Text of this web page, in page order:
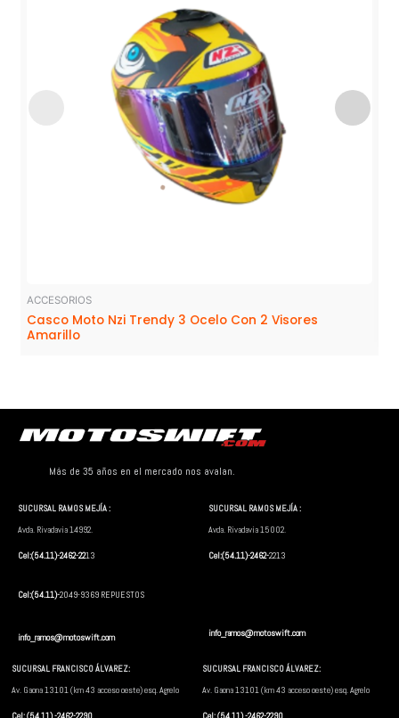
ACCESORIOS
Casco Moto Nzi Trendy 3 Ocelo Con 2 Visores
Amarillo
Más de 35 años en el mercado nos avalan.
SUCURSAL RAMOS MEJÍA :
Avda. Rivadavia 14992.
Cel:(54.11)-2462-2213
Cel:(54.11)-2049-9369 REPUESTOS
info_ramos@motoswift.com
SUCURSAL RAMOS MEJÍA :
Avda. Rivadavia 15002.
Cel:(54.11)-2462-2213
info_ramos@motoswift.com
SUCURSAL FRANCISCO ÁLVAREZ:
Av. Gaona 13101 (km 43 acceso oeste) esq. Agrelo
SUCURSAL FRANCISCO ÁLVAREZ:
Av. Gaona 13101 (km 43 acceso oeste) esq. Agrelo